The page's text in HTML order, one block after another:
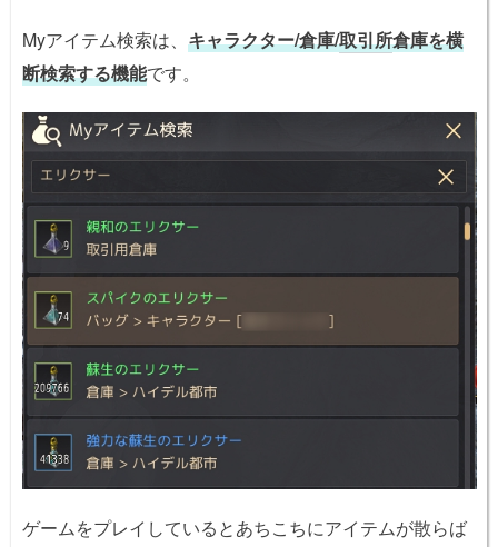
Myアイテム検索は、 キャラクター/倉庫/取引所倉庫を横
断検索する機能です。
ゲームをプレイしているとあちこちにアイテムが散らば